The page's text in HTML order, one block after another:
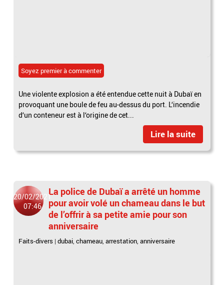
Soyez premier à commenter
Une violente explosion a été entendue cette nuit à Dubaï en
provoquant une boule de feu au-dessus du port. L‘incendie
d‘un conteneur est à l‘origine de cet...
Lire la suite
20/02/2021
07:46
La police de Dubaï a arrêté un homme
pour avoir volé un chameau dans le but
de l’offrir à sa petite amie pour son
anniversaire
Faits-divers |dubai,chameau,arrestation,anniversaire